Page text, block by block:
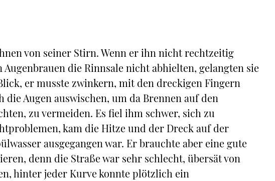
von seiner Stirn. Wenn er ihn nicht rechtzeitig
die Rinnsale nicht abhielten, gelangten sie
er musste zwinkern, mit den dreckigen Fingern
Augen auswischen, um da Brennen auf den
zu vermeiden. Es fiel ihm schwer, sich zu
kam die Hitze und der Dreck auf der
ausgegangen war. Er brauchte aber eine gute
denn die Straße war sehr schlecht, übersät von
hinter jeder Kurve konnte plötzlich ein